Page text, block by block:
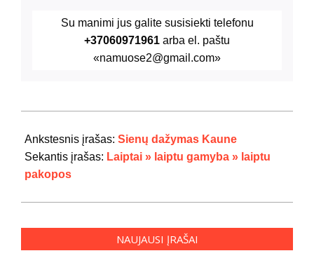
Su manimi jus galite susisiekti telefonu
+37060971961 arba el. paštu
«namuose2@gmail.com»
04-
28
Ankstesnis įrašas: Sienų dažymas Kaune
Sekantis įrašas: Laiptai » laiptu gamyba » laiptu
pakopos
NAUJAUSI ĮRAŠAI